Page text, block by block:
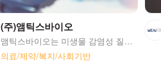
(주)앰틱스바이오
앰틱스바이오는 미생물 감염성 질환 과 관련 질환에 대한 지속적인 대응력을 구축하기 위해 미생물 병독성 조절인자 타켓 기반 및 약물성 기반의 혁신신약을 개발합니다. 1. 인류의 건강과 생명을 위혁하는 미생물 감염성 질환에 대한 혁신신약 개발 2.환경변화에 사회적 가치를 극대화하는 신규 화합물 라이브러리 및 기술기반 최적 솔루션 제공 3.투여 경로 다양화 통해 질환에 따라 효능 극대화 할 수 있는 신규 약물 전달 플랫폼 구축 을 목적으로 연구 개발 하고 있습니다. <body> <p style="color:#FFFFFF";>서울창업허브</p> </body>
의료/제약/복지/사회기반